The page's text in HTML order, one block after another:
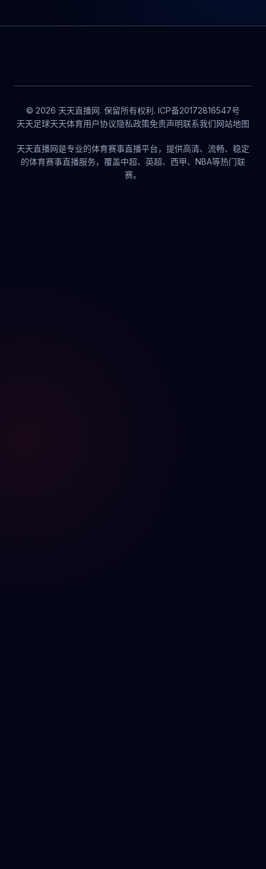
© 2026 天天直播网. 保留所有权利. ICP备20172816547号
天天足球天天体育用户协议隐私政策免责声明联系我们网站地图
天天直播网是专业的体育赛事直播平台，提供高清、流畅、稳定
的体育赛事直播服务，覆盖中超、英超、西甲、NBA等热门联
赛。